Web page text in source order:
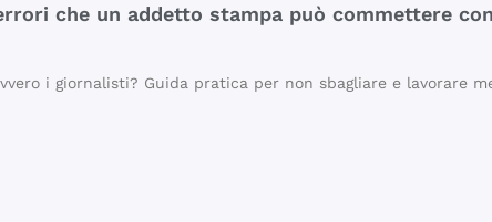
che un addetto stampa può commettere
i giornalisti? Guida pratica per non sbagliare e lavorare